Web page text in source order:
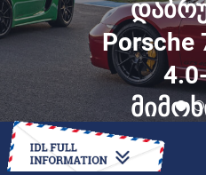
Porsche
ᲠᲝᲒᲝᲠ